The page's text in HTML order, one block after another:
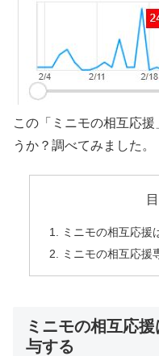
この「ミニモの相互応
うか？調べてみました。
ミニモの相互応援
ミニモの相互応援
ミニモの相互応
与する